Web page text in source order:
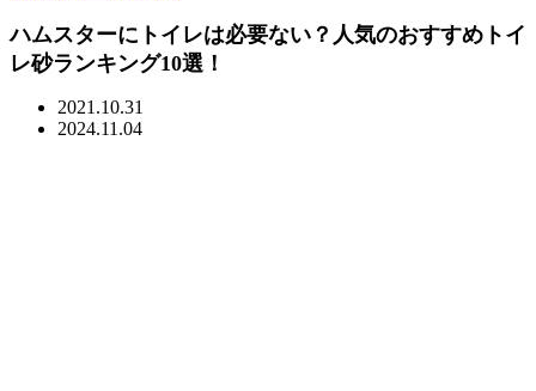
ハムスターにトイレは必要ない？人気のおすすめトイ
レ砂ランキング10選！
2021.10.31
2024.11.04